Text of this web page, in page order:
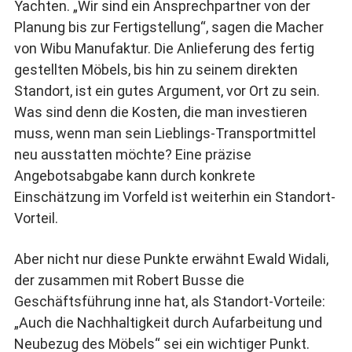
Yachten. „Wir sind ein Ansprechpartner von der
Planung bis zur Fertigstellung“, sagen die Macher
von Wibu Manufaktur. Die Anlieferung des fertig
gestellten Möbels, bis hin zu seinem direkten
Standort, ist ein gutes Argument, vor Ort zu sein.
Was sind denn die Kosten, die man investieren
muss, wenn man sein Lieblings-Transportmittel
neu ausstatten möchte? Eine präzise
Angebotsabgabe kann durch konkrete
Einschätzung im Vorfeld ist weiterhin ein Standort-
Vorteil.
Aber nicht nur diese Punkte erwähnt Ewald Widali,
der zusammen mit Robert Busse die
Geschäftsführung inne hat, als Standort-Vorteile:
„Auch die Nachhaltigkeit durch Aufarbeitung und
Neubezug des Möbels“ sei ein wichtiger Punkt.